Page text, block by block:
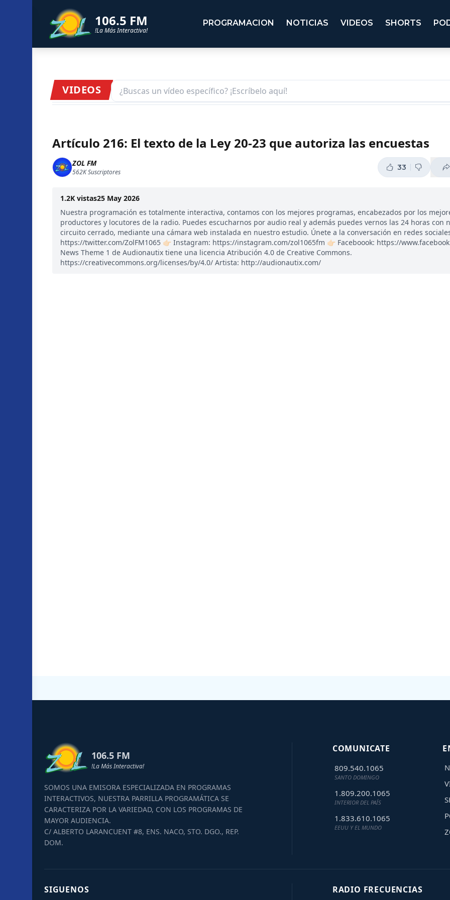
106.5 FM
!La Más Interactiva!
PROGRAMACION NOTICIAS VIDEOS SHORTS
VIDEOS
Artículo 216: El texto de la Ley 20-23 que autoriza las encuestas
ZOL FM
562KSuscriptores
33
1.2K vistas25 May 2026
Nuestra programación es totalmente interactiva, contamos con los mejores programas, encabezados por los
productores y locutores de la radio. Puedes escucharnos por audio real y además puedes vernos las 24 horas con
circuito cerrado, mediante una cámara web instalada en nuestro estudio. Únete a la conversación en redes sociales:
https://twitter.com/ZolFM1065 👉🏻 Instagram: https://instagram.com/zol1065fm 👉🏻 Faceboook: https://
News Theme 1 de Audionautix tiene una licencia Atribución 4.0 de Creative Commons.
https://creativecommons.org/licenses/by/4.0/ Artista: http://audionautix.com/
106.5 FM
!La Más Interactiva!
SOMOS UNA EMISORA ESPECIALIZADA EN PROGRAMAS
INTERACTIVOS, NUESTRA PARRILLA PROGRAMÁTICA SE
CARACTERIZA POR LA VARIEDAD, CON LOS PROGRAMAS DE
MAYOR AUDIENCIA.
C/ ALBERTO LARANCUENT #8, ENS. NACO, STO. DGO., REP.
DOM.
COMUNICATE
809.540.1065
SANTO DOMINGO
1.809.200.1065
INTERIOR DEL PAÍS
1.833.610.1065
EEUU Y EL MUNDO
SIGUENOS RADIO FRECUENCIAS